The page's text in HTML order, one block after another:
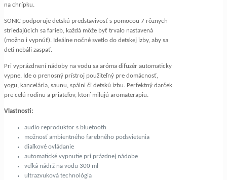
na chrípku.
SONIC podporuje detskú predstavivosť s pomocou 7 rôznych
striedajúcich sa farieb, každá môže byť trvalo nastavená
(možno i vypnúť). Ideálne nočné svetlo do detskej izby, aby sa
deti nebáli zaspať.
Pri vyprázdnení nádoby na vodu sa aróma difuzér automaticky
vypne. Ide o prenosný prístroj použiteľný pre domácnosť,
yogu, kancelária, saunu, spálni či detskú izbu. Perfektný darček
pre celú rodinu a priateľov, ktorí milujú aromaterapiu.
Vlastnosti:
audio reproduktor s bluetooth
možnosť ambientného farebného podsvietenia
diaľkové ovládanie
automatické vypnutie pri prázdnej nádobe
veľká nádrž na vodu 300 ml
ultrazvuková technológia